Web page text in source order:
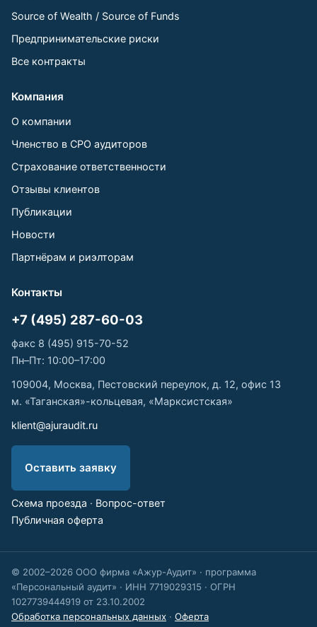
Source of Wealth / Source of Funds
Предпринимательские риски
Все контракты
Компания
О компании
Членство в СРО аудиторов
Страхование ответственности
Отзывы клиентов
Публикации
Новости
Партнёрам и риэлторам
Контакты
+7 (495) 287-60-03
факс 8 (495) 915-70-52
Пн–Пт: 10:00–17:00
109004, Москва, Пестовский переулок, д. 12, офис 13
м. «Таганская»-кольцевая, «Марксистская»
klient@ajuraudit.ru
Оставить заявку
Схема проезда · Вопрос-ответ
Публичная оферта
© 2002–2026 ООО фирма «Ажур-Аудит» · программа
«Персональный аудит» · ИНН 7719029315 · ОГРН
1027739444919 от 23.10.2002
Обработка персональных данных · Оферта